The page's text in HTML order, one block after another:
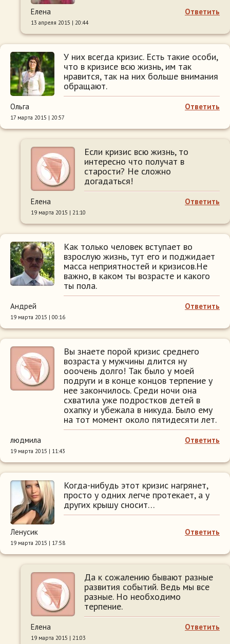
Ответить
Елена
13 апреля 2015 | 20:44
У них всегда кризис. Есть такие особи,
что в кризисе всю жизнь, им так
нравится, так на них больше внимания
обращают.
Ответить
Ольга
17 марта 2015 | 20:57
Если кризис всю жизнь, то
интересно что получат в
старости? Не сложно
догадаться!
Ответить
Елена
19 марта 2015 | 21:10
Как только человек вступает во
взрослую жизнь, тут его и поджидает
масса неприятностей и кризисов.Не
важно, в каком ты возрасте и какого
ты пола.
Ответить
Андрей
19 марта 2015 | 00:16
Вы знаете порой кризис среднего
возраста у мужчины длится ну
ооочень долго! Так было у моей
подруги и в конце концов терпение у
нее закончилось. Среди ночи она
схватила уже подростков детей в
охапку и убежала в никуда. Было ему
на тот момент около пятидесяти лет.
Ответить
людмила
19 марта 2015 | 11:43
Когда-нибудь этот кризис нагрянет,
просто у одних легче протекает, а у
других крышу сносит…
Ответить
Ленусик
19 марта 2015 | 17:58
Да к сожалению бывают разные
развития событий. Ведь мы все
разные. Но необходимо
терпение.
Ответить
Елена
19 марта 2015 | 21:03